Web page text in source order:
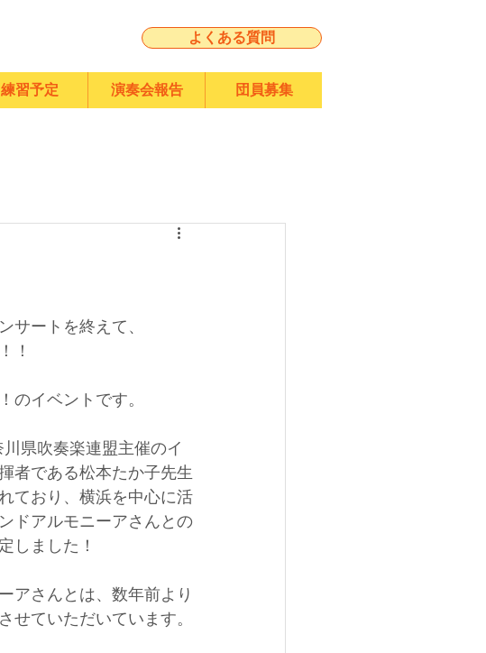
よくある質問
練習予定 演奏会報告 団員募集
サートを終えて、
！
のイベントです。
川県吹奏楽連盟主催のイ
者である松本たか子先生
ており、横浜を中心に活
ドアルモニーアさんとの
しました！
アさんとは、数年前より
せていただいています。